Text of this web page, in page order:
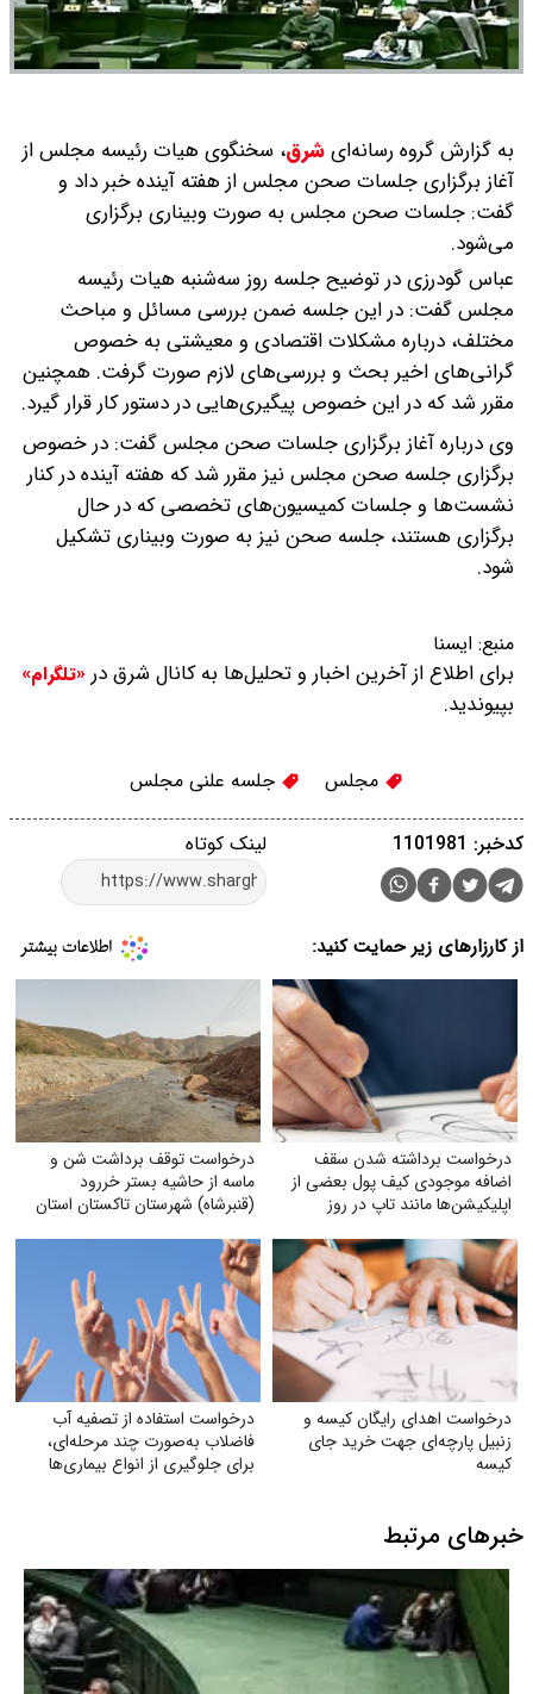
به گزارش گروه رسانه‌ایشرق، سخنگوی هیات رئیسه مجلس از
آغاز برگزاری جلسات صحن مجلس از هفته آینده خبر داد و
گفت: جلسات صحن مجلس به صورت وبیناری برگزاری
می‌شود.
عباس گودرزی در توضیح جلسه روز سه‌شنبه هیات رئیسه
مجلس گفت: در این جلسه ضمن بررسی مسائل و مباحث
مختلف، درباره مشکلات اقتصادی و معیشتی به خصوص
گرانی‌های اخیر بحث و بررسی‌های لازم صورت گرفت. همچنین
مقرر شد که در این خصوص پیگیری‌هایی در دستور کار قرار گیرد.
وی درباره آغاز برگزاری جلسات صحن مجلس گفت: در خصوص
برگزاری جلسه صحن مجلس نیز مقرر شد که هفته آینده در کنار
نشست‌ها و جلسات کمیسیون‌های تخصصی که در حال
برگزاری هستند، جلسه صحن نیز به صورت وبیناری تشکیل
شود.
منبع: ايسنا
برای اطلاع از آخرین اخبار و تحلیل‌ها به کانال شرق در «تلگرام»
بپیوندید.
مجلس جلسه علنی مجلس
لینک کوتاه کدخبر: 1101981
از کارزارهای زیر حمایت کنید:
درخواست برداشته شدن سقف
اضافه‌ موجودی کیف پول بعضی از
اپلیکیشن‌ها مانند تاپ در روز
درخواست توقف برداشت شن و
ماسه از حاشیه بستر خر‌رود
(قنبرشاه) شهرستان تاکستان استان
درخواست اهدای رایگان کیسه و
زنبیل پارچه‌ای جهت خرید جای
کیسه‌
درخواست استفاده از تصفیه آب
فاضلاب به‌صورت چند مرحله‌ای،
برای جلوگیری از انواع بیماری‌ها
خبرهای مرتبط